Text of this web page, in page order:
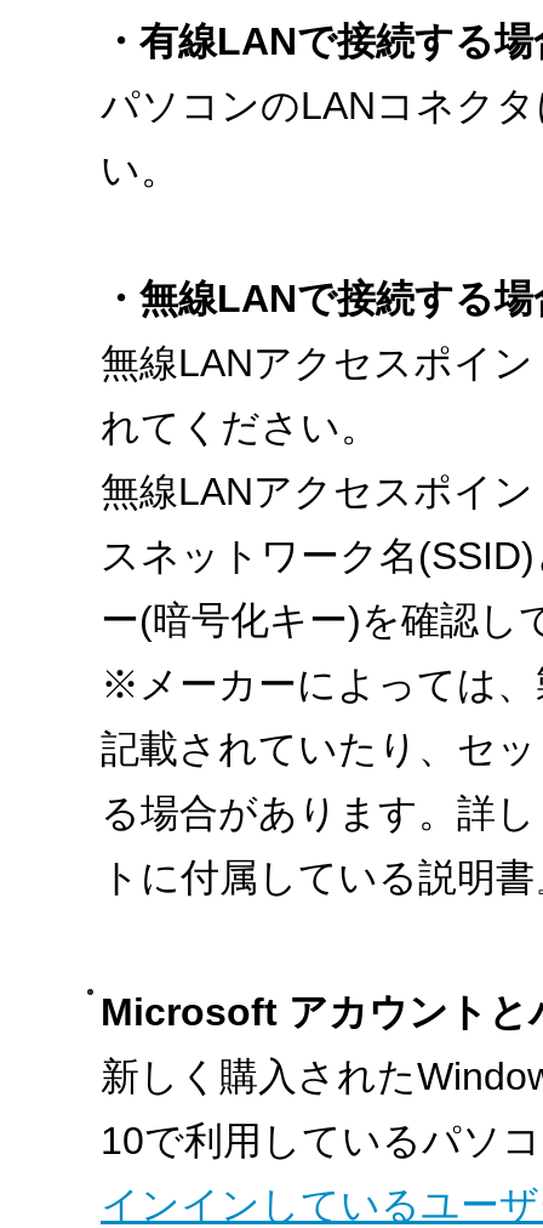
・有線LANで接続する場
パソコンのLANコネク
い。
・無線LANで接続する場
無線LANアクセスポイ
れてください。
無線LANアクセスポイ
スネットワーク名
ー(暗号化キー)を確認し
※メーカーによっては
記載されていたり、セ
る場合があります。詳
トに付属している説明
Microsoft アカウントと
新しく購入された
10で利用しているパソ
インインしているユー